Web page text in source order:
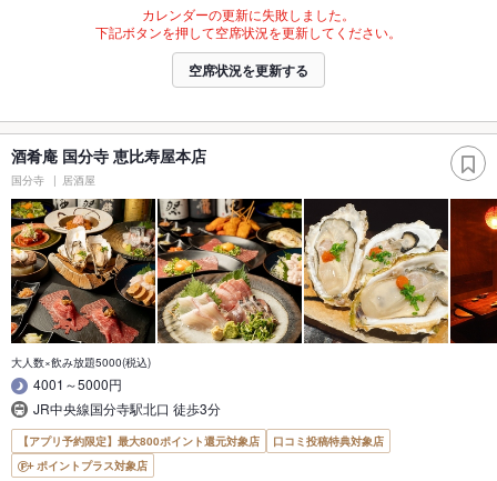
カレンダーの更新に失敗しました。
下記ボタンを押して空席状況を更新してください。
空席状況を更新する
酒肴庵 国分寺 恵比寿屋本店
国分寺 居酒屋
大人数×飲み放題5000(税込)
4001～5000円
JR中央線国分寺駅北口 徒歩3分
【アプリ予約限定】最大800ポイント還元対象店
口コミ投稿特典対象店
ポイントプラス対象店